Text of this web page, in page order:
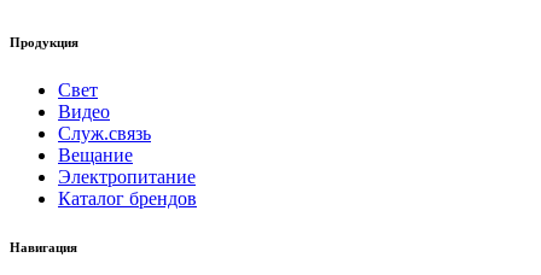
Продукция
Свет
Видео
Служ.связь
Вещание
Электропитание
Каталог брендов
Навигация